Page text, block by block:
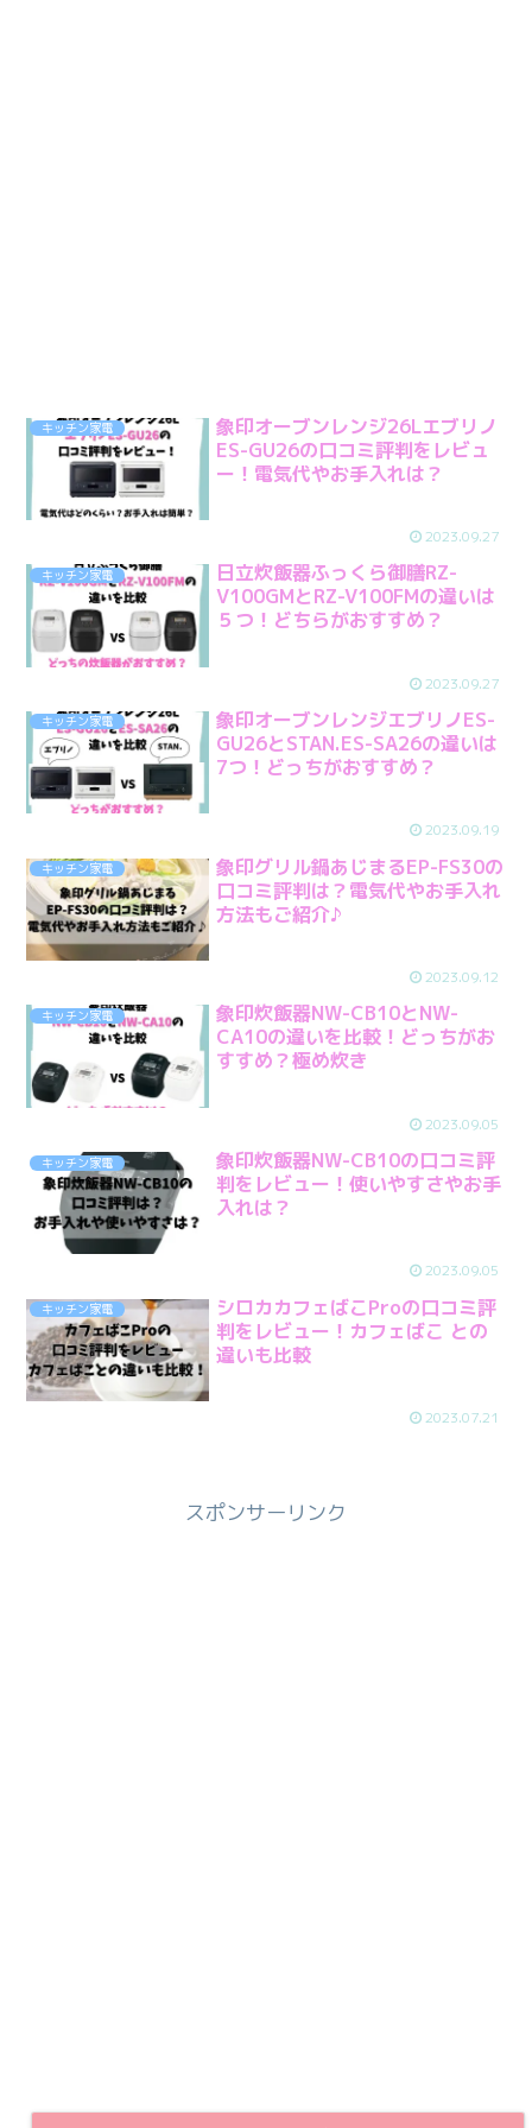
キッチン家電
象印オーブンレンジ26Lエブリノ
ES-GU26の口コミ評判をレビュ
ー！電気代やお手入れは？
2023.09.27
キッチン家電
日立炊飯器ふっくら御膳RZ-
V100GMとRZ-V100FMの違いは
５つ！どちらがおすすめ？
2023.09.27
キッチン家電
象印オーブンレンジエブリノES-
GU26とSTAN.ES-SA26の違いは
7つ！どっちがおすすめ？
2023.09.19
キッチン家電
象印グリル鍋あじまるEP-FS30の
口コミ評判は？電気代やお手入れ
方法もご紹介♪
2023.09.12
キッチン家電
象印炊飯器NW-CB10とNW-
CA10の違いを比較！どっちがお
すすめ？極め炊き
2023.09.05
キッチン家電
象印炊飯器NW-CB10の口コミ評
判をレビュー！使いやすさやお手
入れは？
2023.09.05
キッチン家電
シロカカフェばこProの口コミ評
判をレビュー！カフェばこ との
違いも比較
2023.07.21
スポンサーリンク